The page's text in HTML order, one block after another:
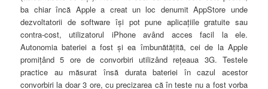
ba chiar încă Apple a creat un loc denumit AppStore unde
dezvoltatorii de software îşi pot pune aplicaţiile gratuite sau
contra-cost, utilizatorul iPhone având acces facil la ele.
Autonomia bateriei a fost şi ea îmbunătăţită, cei de la Apple
promiţând 5 ore de convorbiri utilizând reţeaua 3G. Testele
practice au măsurat însă durata bateriei în cazul acestor
convorbiri la doar 3 ore, cu precizarea că în teste nu a fost vorba